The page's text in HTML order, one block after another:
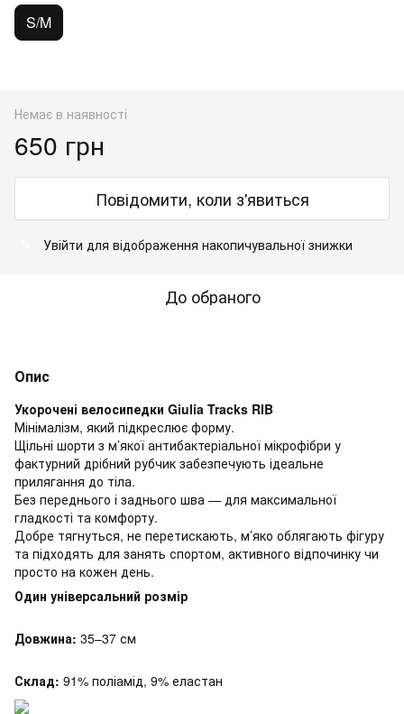
S/M
Немає в наявності
650 грн
Повідомити, коли з'явиться
Увійти для відображення накопичувальної знижки
До обраного
Опис
Укорочені велосипедки Giulia Tracks RIB
Мінімалізм, який підкреслює форму.
Щільні шорти з м’якої антибактеріальної мікрофібри у
фактурний дрібний рубчик забезпечують ідеальне
прилягання до тіла.
Без переднього і заднього шва — для максимальної
гладкості та комфорту.
Добре тягнуться, не перетискають, м’яко облягають фігуру
та підходять для занять спортом, активного відпочинку чи
просто на кожен день.
Один універсальний розмір
Довжина: 35–37 см
Склад: 91% поліамід, 9% еластан